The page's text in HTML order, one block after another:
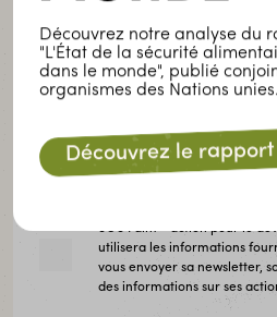
E-mail
SOS Faim - action pour le
utilisera les informations
vous envoyer sa newsletter,
des informations sur ses
Découvrez notre analyse du
"L'État de la sécurité
dans le monde", publié
organismes des Nations unies.
Découvrez le rapport